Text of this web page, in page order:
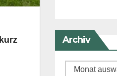
Archiv
Archiv